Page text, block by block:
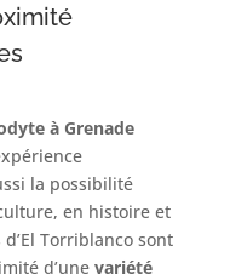
à Grenade
la possibilité
en histoire et
Torriblanco sont
d’une variété